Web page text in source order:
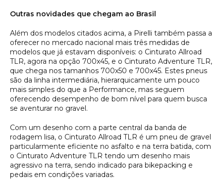
Outras novidades que chegam ao Brasil
Além dos modelos citados acima, a Pirelli também passa a
oferecer no mercado nacional mais três medidas de
modelos que já estavam disponíveis: o Cinturato Allroad
TLR, agora na opção 700x45, e o Cinturato Adventure TLR,
que chega nos tamanhos 700x50 e 700x45. Estes pneus
são da linha intermediária, hierarquicamente um pouco
mais simples do que a Performance, mas seguem
oferecendo desempenho de bom nível para quem busca
se aventurar no gravel.
Com um desenho com a parte central da banda de
rodagem lisa, o Cinturato Allroad TLR é um pneu de gravel
particularmente eficiente no asfalto e na terra batida, com
o Cinturato Adventure TLR tendo um desenho mais
agressivo na terra, sendo indicado para bikepacking e
pedais em condições variadas.